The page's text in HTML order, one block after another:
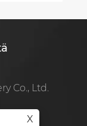
Co., Ltd.
X